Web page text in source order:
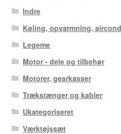
Indre
Køling, opvarmning,
Legeme
Motor - dele og tilbehør
Motorer, gearkasser
Trækstænger og kabler
Ukategoriseret
Værktøjssæt